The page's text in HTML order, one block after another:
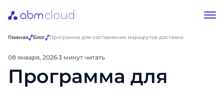
Главная Блог Программа для составления маршрутов доставки
08 января, 2026·3 минут читать
Программа для